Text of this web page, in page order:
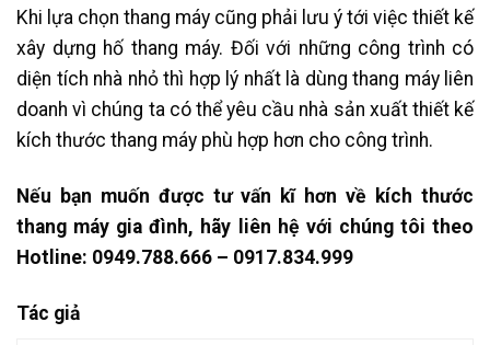
Khi lựa chọn thang máy cũng phải lưu ý tới việc thiết kế
xây dựng hố thang máy. Đối với những công trình có
diện tích nhà nhỏ thì hợp lý nhất là dùng thang máy liên
doanh vì chúng ta có thể yêu cầu nhà sản xuất thiết kế
kích thước thang máy phù hợp hơn cho công trình.
Nếu bạn muốn được tư vấn kĩ hơn về kích thước
thang máy gia đình, hãy liên hệ với chúng tôi theo
Hotline: 0949.788.666 – 0917.834.999
Tác giả